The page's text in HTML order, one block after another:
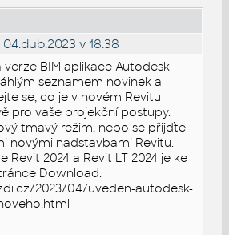
04.dub.2023 v 18:38
verze BIM aplikace Autodesk
seznamem novinek a
se, co je v novém Revitu
pro vaše projekční postupy.
tmavý režim, nebo se přijďte
novými nadstavbami Revitu.
Revit 2024 a Revit LT 2024 je ke
Download.
2023/04/uveden-autodesk-